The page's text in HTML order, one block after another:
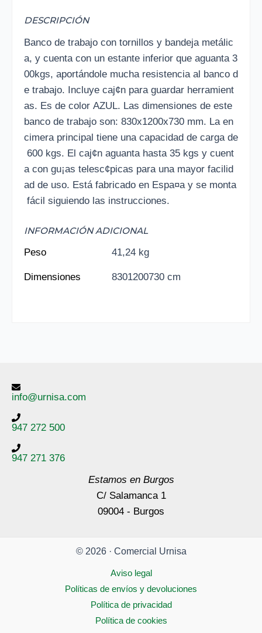
DESCRIPCIÓN
Banco de trabajo con tornillos y bandeja metálic
a, y cuenta con un estante inferior que aguanta 3
00kgs, aportándole mucha resistencia al banco d
e trabajo. Incluye caj¢n para guardar herramient
as. Es de color AZUL. Las dimensiones de este
banco de trabajo son: 830x1200x730 mm. La en
cimera principal tiene una capacidad de carga de
600 kgs. El caj¢n aguanta hasta 35 kgs y cuent
a con gu¡as telesc¢picas para una mayor facilid
ad de uso. Está fabricado en Espa¤a y se monta
fácil siguiendo las instrucciones.
INFORMACIÓN ADICIONAL
Peso
41,24 kg
Dimensiones 8301200730 cm
info@urnisa.com
947 272 500
947 271 376
Estamos en Burgos
C/ Salamanca 1
09004 - Burgos
© 2026 · Comercial Urnisa
Aviso legal
Políticas de envíos y devoluciones
Política de privacidad
Política de cookies